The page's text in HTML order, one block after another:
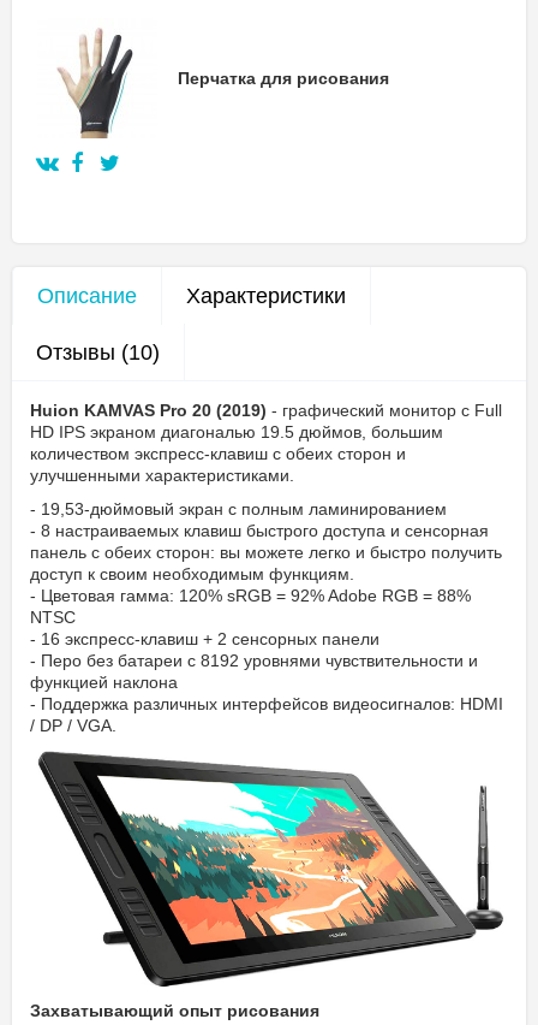
Перчатка для рисования
Описание Характеристики
Отзывы (10)
Huion KAMVAS Pro 20 (2019) - графический монитор с Full
HD IPS экраном диагональю 19.5 дюймов, большим
количеством экспресс-клавиш с обеих сторон и
улучшенными характеристиками.
- 19,53-дюймовый экран с полным ламинированием
- 8 настраиваемых клавиш быстрого доступа и сенсорная
панель с обеих сторон: вы можете легко и быстро получить
доступ к своим необходимым функциям.
- Цветовая гамма: 120% sRGB = 92% Adobe RGB = 88%
NTSC
- 16 экспресс-клавиш + 2 сенсорных панели
- Перо без батареи с 8192 уровнями чувствительности и
функцией наклона
- Поддержка различных интерфейсов видеосигналов: HDMI
/ DP / VGA.
Захватывающий опыт рисования